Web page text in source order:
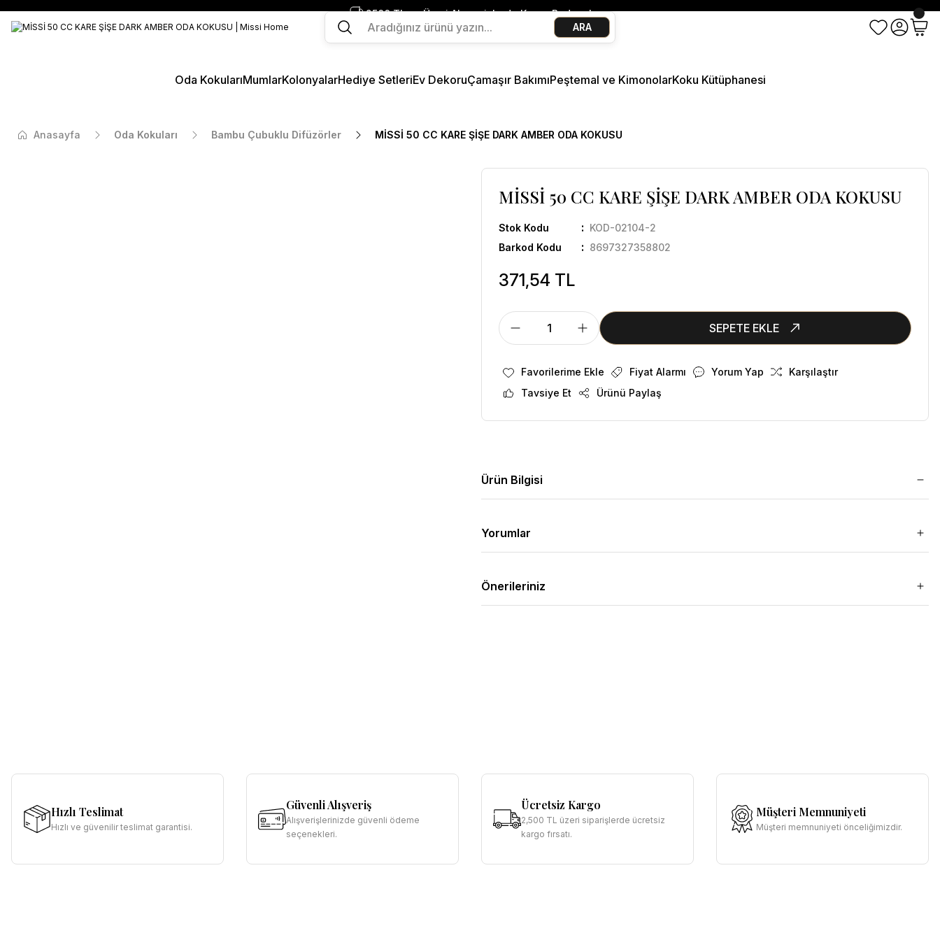
2500 TL ve Üzeri Alışverişlerde Kargo Bedava!
Ege Esintisi 2 Al 1 Öde
Missi Kokularda 3 Al 2 Öde
ARA
Oda KokularıMumlarKolonyalarHediye SetleriEv DekoruÇamaşır BakımıPeştemal ve KimonolarKoku Kütüphanesi
Anasayfa Oda Kokuları Bambu Çubuklu Difüzörler MİSSİ 50 CC KARE ŞİŞE DARK AMBER ODA KOKUSU
MİSSİ 50 CC KARE ŞİŞE DARK AMBER ODA KOKUSU
Stok Kodu
KOD-02104-2
Barkod Kodu
8697327358802
371,54 TL
SEPETE EKLE
Fiyat Alarmı Yorum Yap
Karşılaştır
Tavsiye Et
Ürünü Paylaş
Ürün Bilgisi
Yorumlar
Önerileriniz
Hızlı Teslimat
Hızlı ve güvenilir teslimat garantisi.
Güvenli Alışveriş
Alışverişlerinizde güvenli ödeme
seçenekleri.
Ücretsiz Kargo
2,500 TL üzeri siparişlerde ücretsiz
kargo fırsatı.
Müşteri Memnuniyeti
Müşteri memnuniyeti önceliğimizdir.